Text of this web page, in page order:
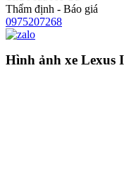
Thẩm định - Báo giá
0975207268
Hình ảnh xe Lexus